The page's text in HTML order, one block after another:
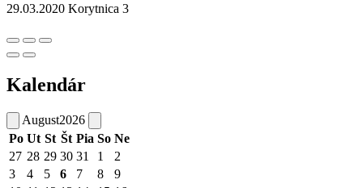
29.03.2020 Korytnica 3
Kalendár
August2026
Po Ut St Št Pia So Ne
27 28 29 30 31 1
2
3
4 5 6 7 8
9